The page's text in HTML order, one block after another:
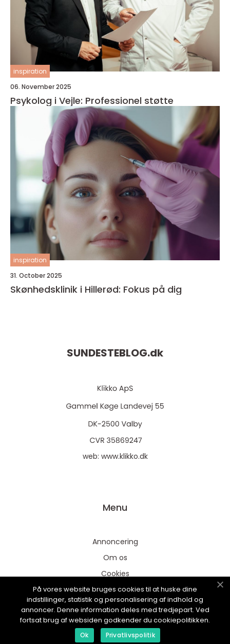
inspiration
06. November 2025
Psykolog i Vejle: Professionel støtte
inspiration
31. October 2025
Skønhedsklinik i Hillerød: Fokus på dig
SUNDESTEBLOG.dk
web: www.klikko.dk
Menu
Annoncering
Om os
Cookies
Kontakt os
Sitemap
På vores website bruges cookies til at huske dine
indstillinger, statistik og personalisering af indhold og
annoncer. Denne information deles med tredjepart. Ved
fortsat brug af websiden godkender du cookiepolitikken.
Ok Privatlivspolitik